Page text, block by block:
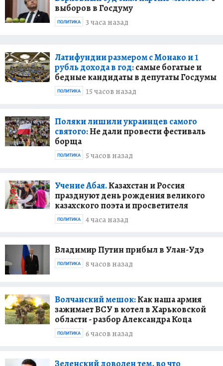
выборов в Госдуму
3 часа назад
ПОЛИТИКА
Латифундии размером с Монако и 1
рубль дохода в год:самые богатые и
бедные кандидаты в депутаты Госдумы
15 часов назад
ПОЛИТИКА
Поляки лишили украинцев самого
святого:Не дали провести фестиваль
борща
5 часов назад
ПОЛИТИКА
Учение Абая.Казахстан и Россия
празднуют день рождения великого
казахского поэта и просветителя
4 часа назад
ПОЛИТИКА
Владимир Путин прибыл в Улан-Удэ
8 часов назад
ПОЛИТИКА
Волчанский мешок:Как наша армия
зажимает ВСУ в котел в Харьковской
области - разбор Александра Коца
6 часов назад
ПОЛИТИКА
Зеленский доволен тем, во что